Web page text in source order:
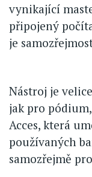
vynikající
připojený
je
Nástroj je
jak pro
Acces, která
používaných
samozřejmě